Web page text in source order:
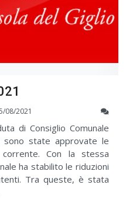
08/2021
di Consiglio Comunale
state approvate le
Con la stessa
ha stabilito le riduzioni
Tra queste, è stata